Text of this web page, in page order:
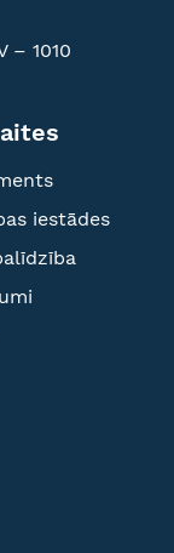
– 1010
iestādes